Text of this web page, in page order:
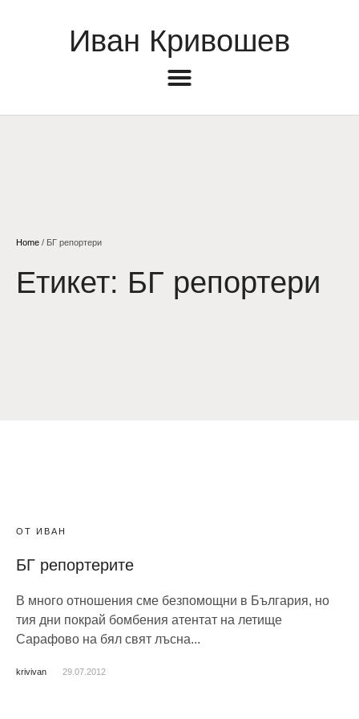
Иван Кривошев
Home / БГ репортери
Етикет: БГ репортери
ОТ ИВАН
БГ репортерите
В много отношения сме безпомощни в България, но
тия дни покрай бомбения атентат на летище
Сарафово на бял свят лъсна...
krivivan 29.07.2012